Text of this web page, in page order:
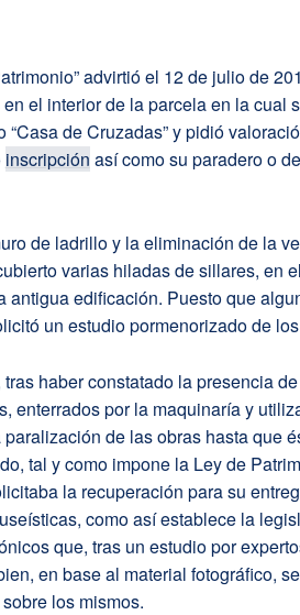
advirtió el 12 de julio de
el interior de la parcela en la cual
de Cruzadas” y pidió
inscripción así como su paradero o
de ladrillo y la eliminación de la
varias hiladas de sillares, en
antigua edificación. Puesto que
un estudio pormenorizado de
haber constatado la presencia
enterrados por la maquinaría y
de las obras hasta que
tal y como impone la Ley de
la recuperación para su
como así establece la
que, tras un estudio por
en base al material fotográfico,
los mismos.